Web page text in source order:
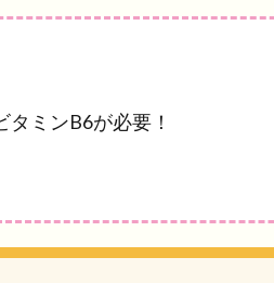
タミンB6が必要！